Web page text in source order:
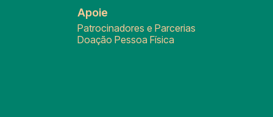
Apoie
Patrocinadores e Parcerias
Doação Pessoa Física